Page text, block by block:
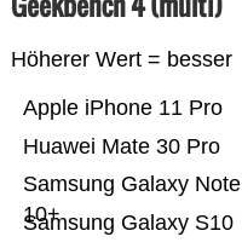
Höherer Wert = besser
Samsung Galaxy S10
Samsung Galaxy Note
10+
Huawei Mate 30 Pro
Apple iPhone 11 Pro